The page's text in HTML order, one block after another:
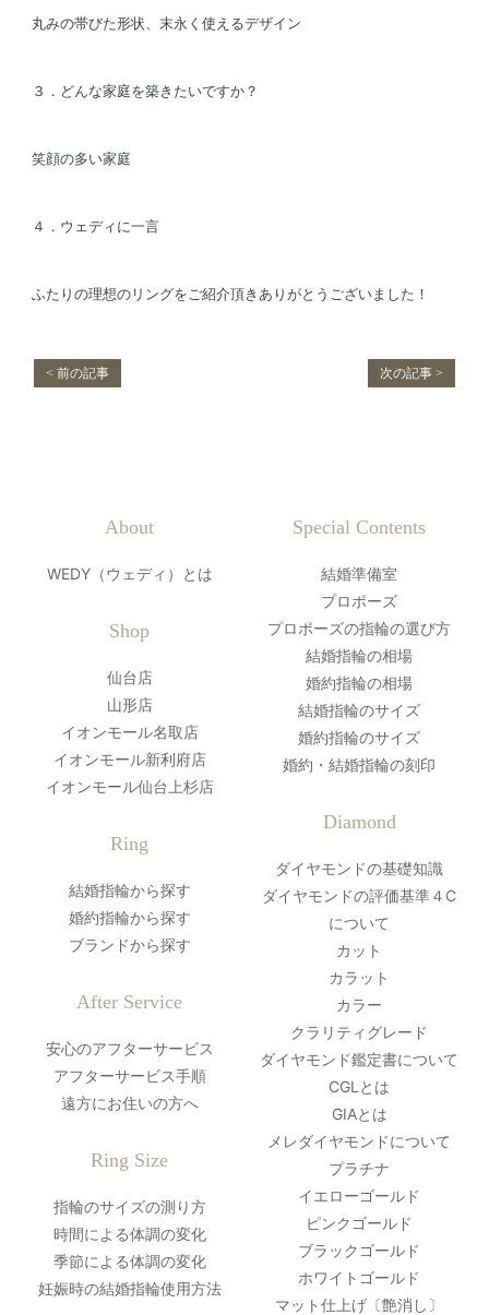
丸みの帯びた形状、末永く使えるデザイン
３．どんな家庭を築きたいですか？
笑顔の多い家庭
４．ウェディに一言
ふたりの理想のリングをご紹介頂きありがとうございました！
< 前の記事 次の記事 >
About
WEDY（ウェディ）とは
Shop
仙台店
山形店
イオンモール名取店
イオンモール新利府店
イオンモール仙台上杉店
Ring
結婚指輪から探す
婚約指輪から探す
ブランドから探す
After Service
安心のアフターサービス
アフターサービス手順
遠方にお住いの方へ
Ring Size
指輪のサイズの測り方
時間による体調の変化
季節による体調の変化
妊娠時の結婚指輪使用方法
Special Contents
結婚準備室
プロポーズ
プロポーズの指輪の選び方
結婚指輪の相場
婚約指輪の相場
結婚指輪のサイズ
婚約指輪のサイズ
婚約・結婚指輪の刻印
Diamond
ダイヤモンドの基礎知識
ダイヤモンドの評価基準４C
について
カット
カラット
カラー
クラリティグレード
ダイヤモンド鑑定書について
CGLとは
GIAとは
メレダイヤモンドについて
プラチナ
イエローゴールド
ピンクゴールド
ブラックゴールド
ホワイトゴールド
マット仕上げ〔艶消し〕